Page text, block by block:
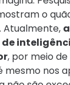
o
, por meio
mesmo nos